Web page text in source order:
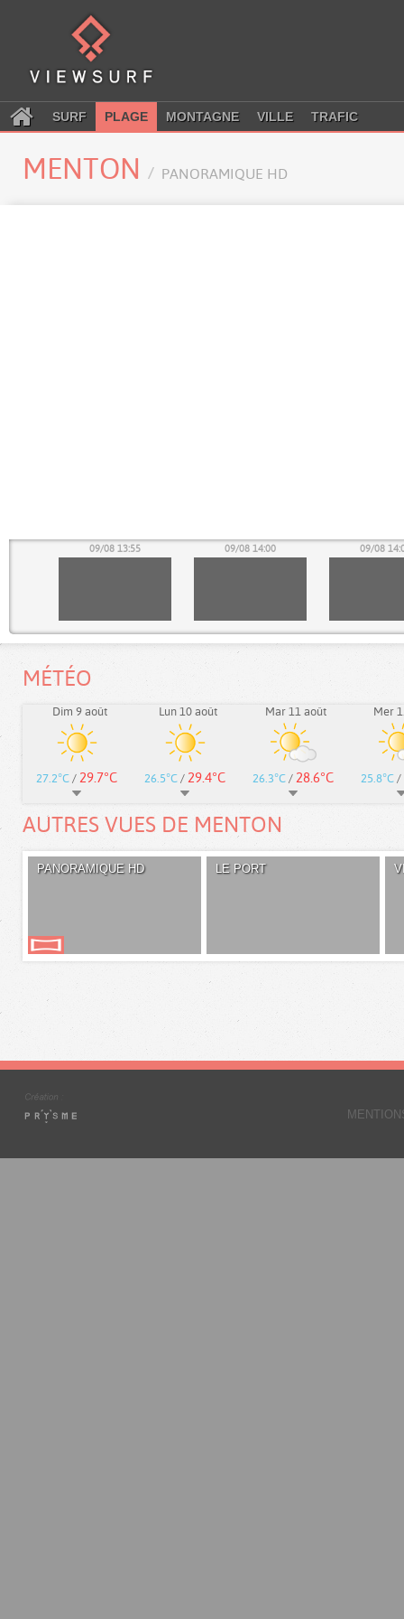
SURF PLAGE MONTAGNE VILLE TRAFIC
MENTON PANORAMIQUE HD
09/08 13:55 09/08 14:00 09/08
MÉTÉO
Dim 9 août
27.2°C / 29.7°C
Lun 10 août
26.5°C / 29.4°C
Mar 11 août
26.3°C / 28.6°C
Mer
25.8°C /
AUTRES VUES DE MENTON
PANORAMIQUE HD LE PORT